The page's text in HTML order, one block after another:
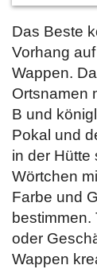
Das Beste
Vorhang
Wappen.
Ortsnamen
B und
Pokal und
in der Hütte
Wörtchen
Farbe und
bestimmen.
oder
Wappen